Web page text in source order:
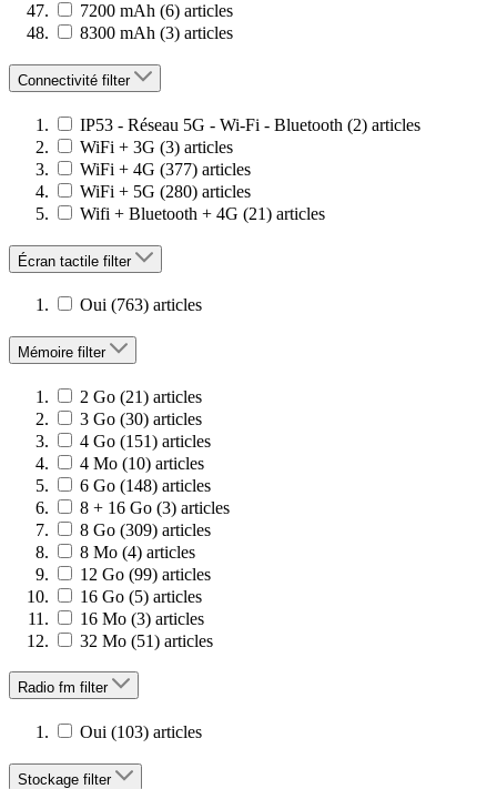
7200 mAh (6) articles
8300 mAh (3) articles
Connectivité filter
IP53 - Réseau 5G - Wi-Fi - Bluetooth (2) articles
WiFi + 3G (3) articles
WiFi + 4G (377) articles
WiFi + 5G (280) articles
Wifi + Bluetooth + 4G (21) articles
Écran tactile filter
Oui (763) articles
Mémoire filter
2 Go (21) articles
3 Go (30) articles
4 Go (151) articles
4 Mo (10) articles
6 Go (148) articles
8 + 16 Go (3) articles
8 Go (309) articles
8 Mo (4) articles
12 Go (99) articles
16 Go (5) articles
16 Mo (3) articles
32 Mo (51) articles
Radio fm filter
Oui (103) articles
Stockage filter